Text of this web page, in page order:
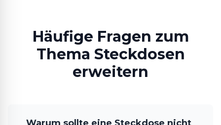
Häufige Fragen zum
Thema Steckdosen
erweitern